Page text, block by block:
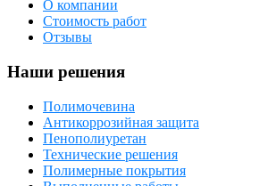
О компании
Стоимость работ
Отзывы
Наши решения
Полимочевина
Антикоррозийная защита
Пенополиуретан
Технические решения
Полимерные покрытия